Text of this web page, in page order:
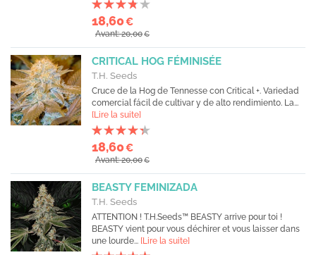
18,60€
Avant: 20,00€
CRITICAL HOG FÉMINISÉE
T.H. Seeds
Cruce de la Hog de Tennesse con Critical +. Variedad
comercial fácil de cultivar y de alto rendimiento. La...
[Lire la suite]
18,60€
Avant: 20,00€
BEASTY FEMINIZADA
T.H. Seeds
ATTENTION ! T.H.Seeds™ BEASTY arrive pour toi !
BEASTY vient pour vous déchirer et vous laisser dans
une lourde... [Lire la suite]